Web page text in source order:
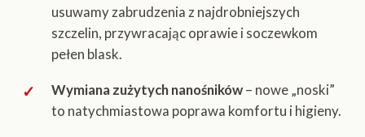
usuwamy zabrudzenia z najdrobniejszych
szczelin, przywracając oprawie i soczewkom
pełen blask.
Wymiana zużytych nanośników– nowe „noski”
to natychmiastowa poprawa komfortu i higieny.